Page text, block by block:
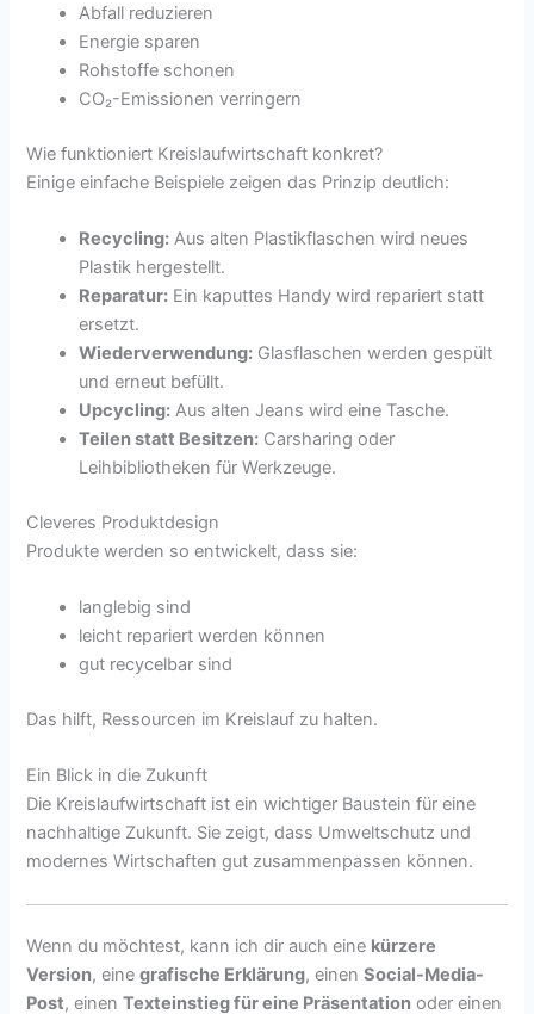
Abfall reduzieren
Energie sparen
Rohstoffe schonen
CO₂-Emissionen verringern
Wie funktioniert Kreislaufwirtschaft konkret?
Einige einfache Beispiele zeigen das Prinzip deutlich:
Recycling: Aus alten Plastikflaschen wird neues
Plastik hergestellt.
Reparatur: Ein kaputtes Handy wird repariert statt
ersetzt.
Wiederverwendung: Glasflaschen werden gespült
und erneut befüllt.
Upcycling: Aus alten Jeans wird eine Tasche.
Teilen statt Besitzen: Carsharing oder
Leihbibliotheken für Werkzeuge.
Cleveres Produktdesign
Produkte werden so entwickelt, dass sie:
langlebig sind
leicht repariert werden können
gut recycelbar sind
Das hilft, Ressourcen im Kreislauf zu halten.
Ein Blick in die Zukunft
Die Kreislaufwirtschaft ist ein wichtiger Baustein für eine
nachhaltige Zukunft. Sie zeigt, dass Umweltschutz und
modernes Wirtschaften gut zusammenpassen können.
Wenn du möchtest, kann ich dir auch eine kürzere
Version, einegrafische Erklärung, einenSocial-Media-
Post, einenTexteinstieg für eine Präsentation oder einen